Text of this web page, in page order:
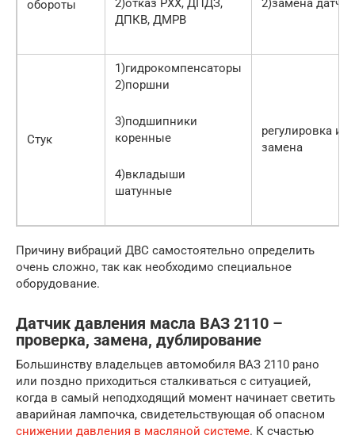
обороты
2)отказ РХХ, ДПДЗ,
ДПКВ, ДМРВ
2)замена
Стук
1)гидрокомпенсаторы
2)поршни
3)подшипники
коренные
4)вкладыши
шатунные
регулировка
замена
Причину вибраций ДВС самостоятельно определить
очень сложно, так как необходимо специальное
оборудование.
Датчик давления масла ВАЗ 2110 –
проверка, замена, дублирование
Большинству владельцев автомобиля ВАЗ 2110 рано
или поздно приходиться сталкиваться с ситуацией,
когда в самый неподходящий момент начинает светить
аварийная лампочка, свидетельствующая об опасном
снижении давления в масляной системе. К счастью